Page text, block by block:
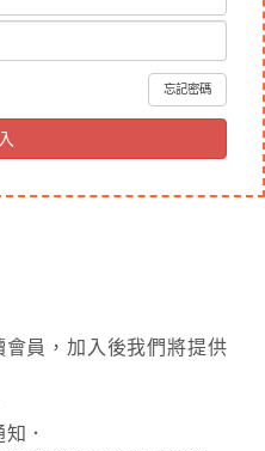
忘記密碼
員，加入後我們將提供
．